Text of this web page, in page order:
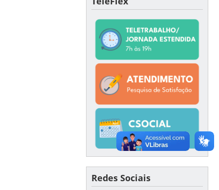
Redes Sociais